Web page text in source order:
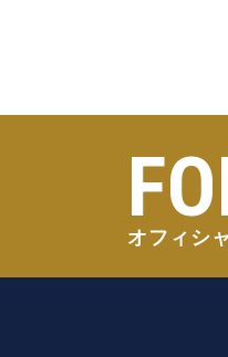
オフィシ